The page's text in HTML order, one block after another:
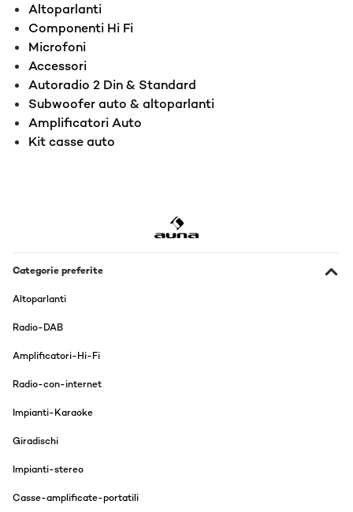
Altoparlanti
Componenti Hi Fi
Microfoni
Accessori
Autoradio 2 Din & Standard
Subwoofer auto & altoparlanti
Amplificatori Auto
Kit casse auto
Categorie preferite
Altoparlanti
Radio-DAB
Amplificatori-Hi-Fi
Radio-con-internet
Impianti-Karaoke
Giradischi
Impianti-stereo
Casse-amplificate-portatili